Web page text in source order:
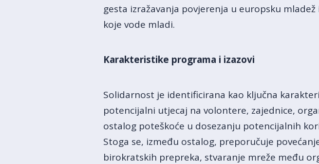
gesta izražavanja povjerenja u europsku
koje vode mladi.
Karakteristike programa i izazovi
Solidarnost je identificirana kao ključna
potencijalni utjecaj na volontere, zajednice,
ostalog poteškoće u dosezanju potencijalnih
Stoga se, između ostalog, preporučuje
birokratskih prepreka, stvaranje mreže među